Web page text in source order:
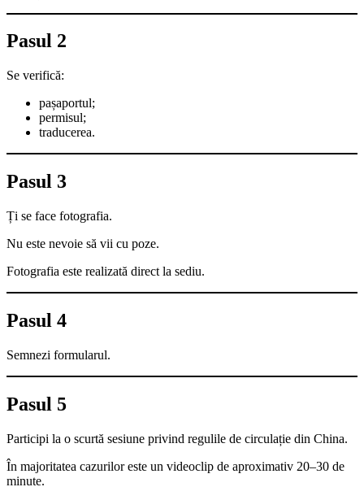
Pasul 2
Se verifică:
pașaportul;
permisul;
traducerea.
Pasul 3
Ți se face fotografia.
Nu este nevoie să vii cu poze.
Fotografia este realizată direct la sediu.
Pasul 4
Semnezi formularul.
Pasul 5
Participi la o scurtă sesiune privind regulile de circulație din China.
În majoritatea cazurilor este un videoclip de aproximativ 20–30 de
minute.